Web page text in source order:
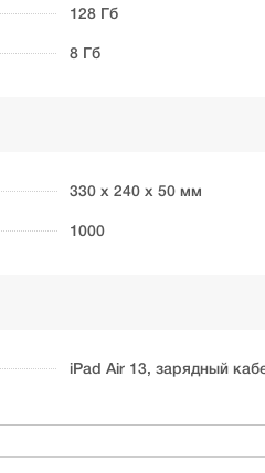
128 Гб
8 Гб
330 х 240 х 50 мм
1000
iPad Air 13, зарядный